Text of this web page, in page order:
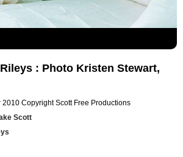
: Photo Kristen Stewart,
2010 Copyright Scott Free Productions
Scott